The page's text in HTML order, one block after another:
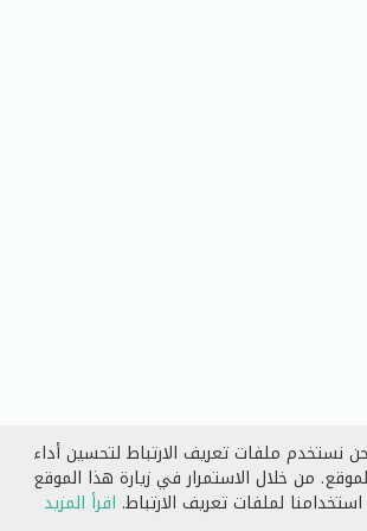
نستخدم ملفات تعريف الارتباط لتحسين أداء
من خلال الاستمرار في زيارة هذا الموقع
لملفات تعريف الارتباط. اقرأ المزيد